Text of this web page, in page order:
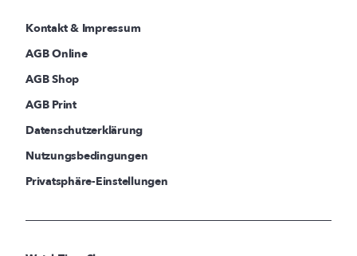
Kontakt & Impressum
AGB Online
AGB Shop
AGB Print
Datenschutzerklärung
Nutzungsbedingungen
Privatsphäre-Einstellungen